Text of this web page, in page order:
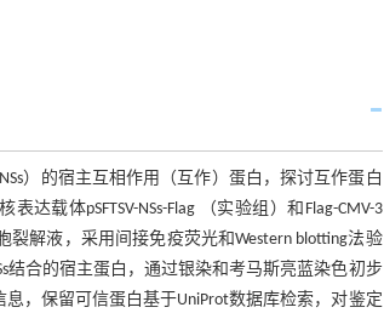
）的宿主互相作用（互作）蛋白，探讨互作蛋白
载体pSFTSV-NSs-Flag （实验组）和Flag-CMV-3
解液，采用间接免疫荧光和Western blotting法验
结合的宿主蛋白，通过银染和考马斯亮蓝染色初步
，保留可信蛋白基于UniProt数据库检索，对鉴定